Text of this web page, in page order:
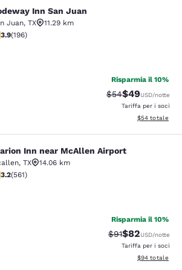
San Juan
Inn San Juan
Juan, TX
11.29 km
di 3.91 stelle. Buono. 196 recensioni
3.9(196)
Risparmia il 10%
Tariffa di
$54Tariffa
$49USD/notte
Tariffa per i soci
Visualizza i
$54 totale
near McAllen Airport
Inn near McAllen Airport
, TX
14.06 km
di 3.22 stelle. Buono. 561 recensioni
3.2(561)
Risparmia il 10%
Tariffa di
$91Tariffa
$82USD/notte
Tariffa per i soci
Visualizza i
$94 totale